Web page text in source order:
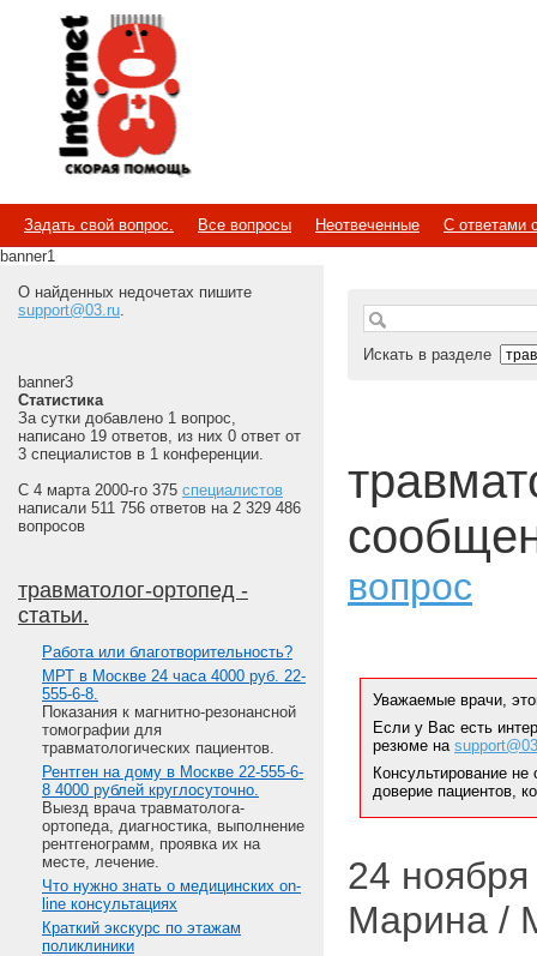
Internet
Скорая помощь
Задать свой вопрос. Все вопросы Неотвеченные
С ответами
banner1
О найденных недочетах пишите
support@03.ru.
banner3
Статистика
За сутки добавлено 1 вопрос,
написано 19 ответов, из них 0 ответ от
3 специалистов в 1 конференции.
С 4 марта 2000-го 375 специалистов
написали 511 756 ответов на 2 329 486
вопросов
травматолог-ортопед -
статьи.
Работа или благотворительность?
МРТ в Москве 24 часа 4000 руб. 22-
555-6-8.
Показания к магнитно-резонансной
томографии для
травматологических пациентов.
Рентген на дому в Москве 22-555-6-
8 4000 рублей круглосуточно.
Выезд врача травматолога-
ортопеда, диагностика, выполнение
рентгенограмм, проявка их на
месте, лечение.
Что нужно знать о медицинских on-
line консультациях
Краткий экскурс по этажам
поликлиники
Искать в разделе
вопрос
Уважаемые врачи,
Если у Вас есть
резюме на
Консультирование
доверие пациентов,
24 ноября
Марина /